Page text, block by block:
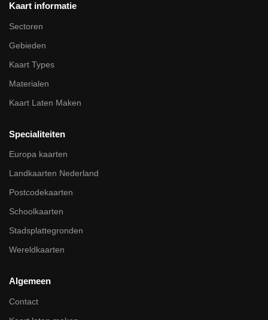
Kaart informatie
Sectoren
Gebieden
Kaart Types
Materialen
Kaart Laten Maken
Specialiteiten
Europa kaarten
Landkaarten Nederland
Postcodekaarten
Schoolkaarten
Stadsplattegronden
Wereldkaarten
Algemeen
Contact